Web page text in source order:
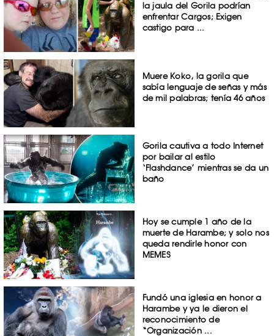
la jaula del Gorila podrían
enfrentar Cargos; Exigen
castigo para ...
Muere Koko, la gorila que
sabía lenguaje de señas y más
de mil palabras; tenía 46 años
Gorila cautiva a todo Internet
por bailar al estilo
‘Flashdance’ mientras se da un
baño
Hoy se cumple 1 año de la
muerte de Harambe; y solo nos
queda rendirle honor con
MEMES
Fundó una iglesia en honor a
Harambe y ya le dieron el
reconocimiento de
“Organización ...